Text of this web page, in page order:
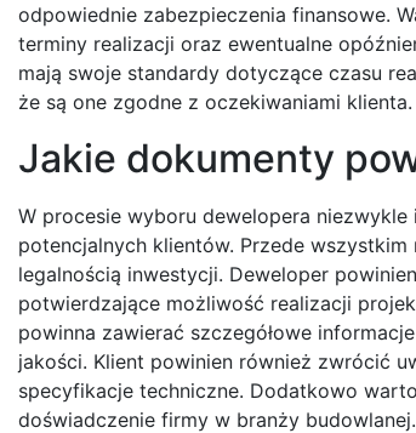
odpowiednie zabezpieczenia finansowe.
terminy realizacji oraz ewentualne
mają swoje standardy dotyczące czasu
że są one zgodne z oczekiwaniami klienta.
Jakie dokumenty
W procesie wyboru dewelopera
potencjalnych klientów. Przede
legalnością inwestycji. Deweloper
potwierdzające możliwość realizacji
powinna zawierać szczegółowe
jakości. Klient powinien również zwrócić
specyfikacje techniczne. Dodatkowo
doświadczenie firmy w branży budowlanej.